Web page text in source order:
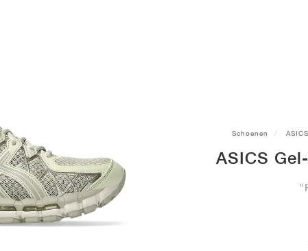
Schoenen ASICS
ASICS